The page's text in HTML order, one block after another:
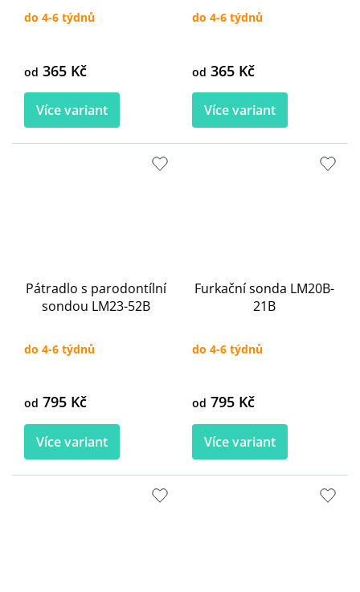
do 4-6 týdnů
od 365 Kč
Více variant
do 4-6 týdnů
od 365 Kč
Více variant
Pátradlo s parodontílní
sondou LM23-52B
do 4-6 týdnů
od 795 Kč
Více variant
Furkační sonda LM20B-
21B
do 4-6 týdnů
od 795 Kč
Více variant